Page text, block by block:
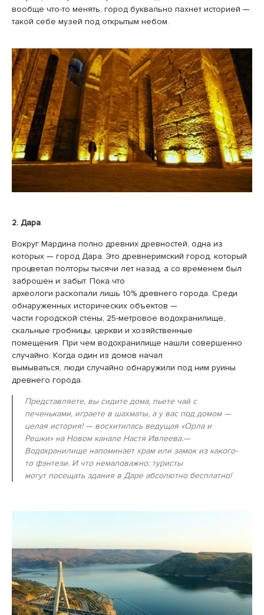
вообще что-то менять, город буквально пахнет историей —
такой себе музей под открытым небом.
2. Дара
Вокруг Мардина полно древних древностей, одна из
которых — город Дара. Это древнеримский город, который
процветал полторы тысячи лет назад, а со временем был
заброшен и забыт. Пока что
археологи раскопали лишь 10% древнего города. Среди
обнаруженных исторических объектов —
части городской стены, 25-метровое водохранилище,
скальные гробницы, церкви и хозяйственные
помещения. При чем водохранилище нашли совершенно
случайно. Когда один из домов начал
вымываться, люди случайно обнаружили под ним руины
древнего города.
Представляете, вы сидите дома, пьете чай с
печеньками, играете в шахматы, а у вас под домом —
целая история! — восхитилась ведущая «Орла и
Решки» на Новом канале Настя Ивлеева.—
Водохранилище напоминает храм или замок из какого-
то фэнтези. И что немаловажно: туристы
могут посещать здания в Даре абсолютно бесплатно!